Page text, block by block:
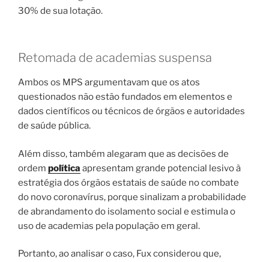
30% de sua lotação.
Retomada de academias suspensa
Ambos os MPS argumentavam que os atos
questionados não estão fundados em elementos e
dados científicos ou técnicos de órgãos e autoridades
de saúde pública.
Além disso, também alegaram que as decisões de
ordem política apresentam grande potencial lesivo à
estratégia dos órgãos estatais de saúde no combate
do novo coronavírus, porque sinalizam a probabilidade
de abrandamento do isolamento social e estimula o
uso de academias pela população em geral.
Portanto, ao analisar o caso, Fux considerou que,